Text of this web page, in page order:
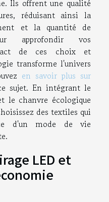
Ils offrent une qualité
réduisant ainsi la
et la quantité de
approfondir vos
de ces choix et
transforme l'univers
en savoir plus sur
sujet. En intégrant le
chanvre écologique
des textiles qui
d'un mode de vie
LED et